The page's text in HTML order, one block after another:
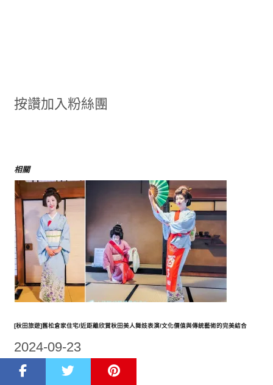
按讚加入粉絲團
相關
[秋田旅遊]舊松倉家住宅/近距離欣賞秋田美人舞妓表演/文化價值與傳統藝術的完美結合
2024-09-23